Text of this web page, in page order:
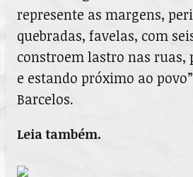
represente as margens,
quebradas, favelas, com
constroem lastro nas ruas,
e estando próximo ao
Barcelos.
Leia também.